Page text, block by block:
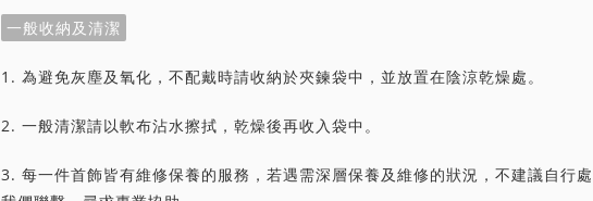
一般收納及清潔
1. 為避免灰塵及氧化，不配戴時請收納於夾鍊袋中，並放置在陰涼乾燥處。
2. 一般清潔請以軟布沾水擦拭，乾燥後再收入袋中。
3. 每一件首飾皆有維修保養的服務，若遇需深層保養及維修的狀況，不建議自行